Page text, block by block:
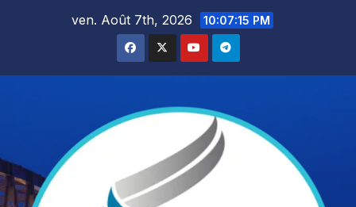
ven. Août 7th, 2026 10:07:17 PM